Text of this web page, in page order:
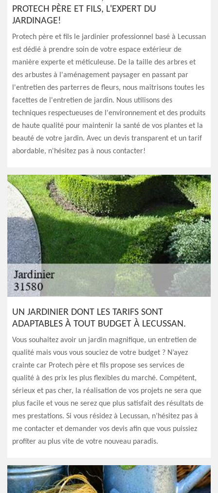
PROTECH PÈRE ET FILS, L'EXPERT DU
JARDINAGE!
Protech père et fils le jardinier professionnel basé à Lecussan
est dédié à prendre soin de votre espace extérieur de
manière experte et méticuleuse. De la taille des arbres et
des arbustes à l'aménagement paysager en passant par
l'entretien des parterres de fleurs, nous maîtrisons toutes les
facettes de l'entretien de jardin. Nous utilisons des
techniques respectueuses de l'environnement et des produits
de haute qualité pour maintenir la santé de vos plantes et la
beauté de votre jardin. Avec un devis transparent et un tarif
abordable, n'hésitez pas à nous contacter!
UN JARDINIER DONT LES TARIFS SONT
ADAPTABLES À TOUT BUDGET À LECUSSAN.
Vous souhaitez avoir un jardin magnifique, un entretien de
qualité mais vous vous souciez de votre budget ? N’ayez
crainte car Protech père et fils propose ses services de
qualité à des prix les plus flexibles du marché. Compétent,
sérieux et pas cher, la réalisation de vos projets ne sera que
plus facile et vous ne serez que plus satisfait des résultats de
mes prestations. Si vous résidez à Lecussan, n’hésitez pas à
me contacter et demander vos devis afin que vous puissiez
profiter au plus vite de votre nouveau paradis.